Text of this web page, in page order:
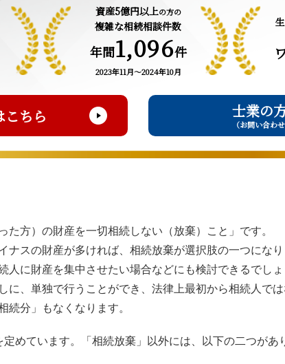
資産5億円以上の方の
複雑な相続相談件数
年間1,096件
2023年11月～2024年10月
こちら 士業の
（お問い合わ
た方）の財産を一切相続しない（放棄）こと」です。
ナスの財産が多ければ、相続放棄が選択肢の一つにな
人に財産を集中させたい場合などにも検討できるでしょ
に、単独で行うことができ、法律上最初から相続人で
続分」もなくなります。
めています。「相続放棄」以外には、以下の二つがあ